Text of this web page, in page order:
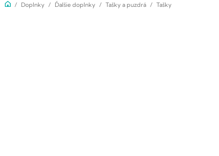
DomovDoplnky Ďalšie doplnky Tašky a puzdrá Tašky